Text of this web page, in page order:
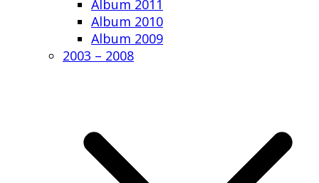
Album 2011
Album 2010
Album 2009
2003 – 2008